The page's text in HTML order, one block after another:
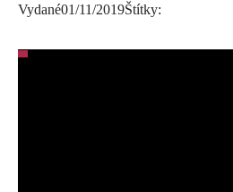
Vydané01/11/2019Štítky: